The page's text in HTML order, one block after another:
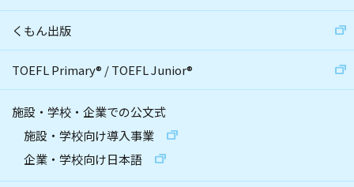
くもん出版
TOEFL Primary® /TOEFL Junior®
施設・学校・企業での公文式
施設・学校向け導入事業
企業・学校向け日本語